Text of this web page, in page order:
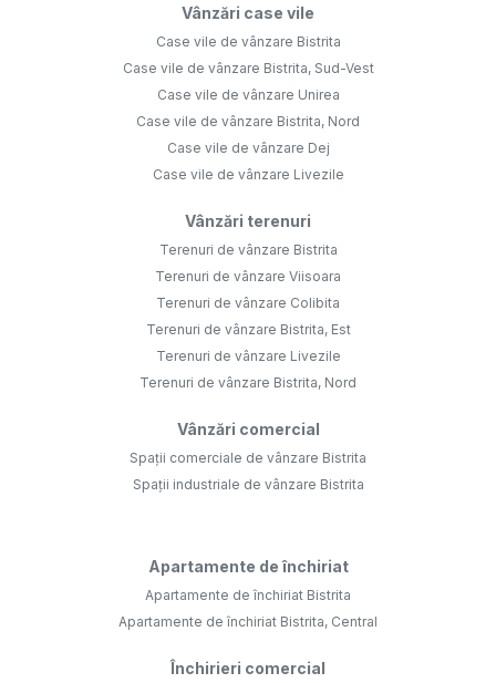
Vânzări case vile
Case vile de vânzare Bistrita
Case vile de vânzare Bistrita, Sud-Vest
Case vile de vânzare Unirea
Case vile de vânzare Bistrita, Nord
Case vile de vânzare Dej
Case vile de vânzare Livezile
Vânzări terenuri
Terenuri de vânzare Bistrita
Terenuri de vânzare Viisoara
Terenuri de vânzare Colibita
Terenuri de vânzare Bistrita, Est
Terenuri de vânzare Livezile
Terenuri de vânzare Bistrita, Nord
Vânzări comercial
Spații comerciale de vânzare Bistrita
Spații industriale de vânzare Bistrita
Apartamente de închiriat
Apartamente de închiriat Bistrita
Apartamente de închiriat Bistrita, Central
Închirieri comercial